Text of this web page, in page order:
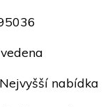
Nejvyšší nabídka